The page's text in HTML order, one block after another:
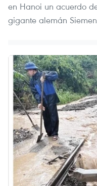
en Hanoi un acuerdo
gigante alemán